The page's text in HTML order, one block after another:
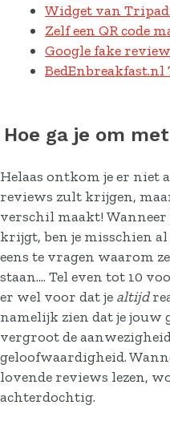
Widget van
Zelf een QR code
Google fake
Hoe ga je om
Helaas ontkom je er niet
reviews zult krijgen,
verschil maakt!
krijgt, ben je misschien
eens te vragen waarom
staan.... Tel even tot 10
er wel voor dat je altijd
namelijk zien dat je jouw
vergroot de
geloofwaardigheid.
lovende reviews lezen,
achterdochtig.